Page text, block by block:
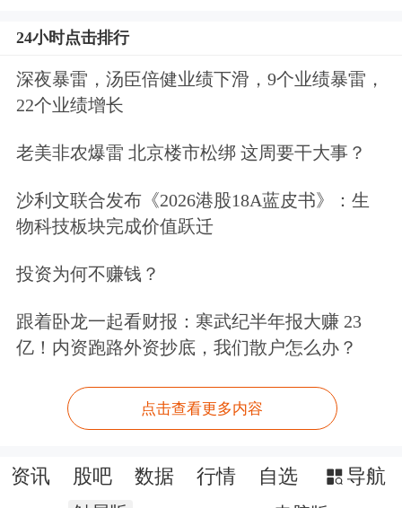
24小时点击排行
深夜暴雷，汤臣倍健业绩下滑，9个业绩暴雷，
22个业绩增长
老美非农爆雷 北京楼市松绑 这周要干大事？
沙利文联合发布《2026港股18A蓝皮书》：生
物科技板块完成价值跃迁
投资为何不赚钱？
跟着卧龙一起看财报：寒武纪半年报大赚 23
亿！内资跑路外资抄底，我们散户怎么办？
点击查看更多内容
资讯 股吧 数据 行情 自选 导航